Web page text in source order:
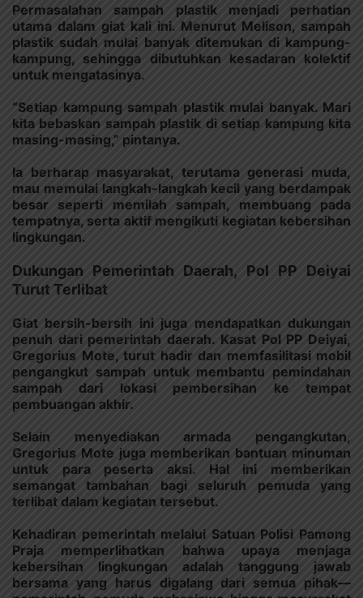
Permasalahan sampah plastik menjadi perhatian
utama dalam giat kali ini. Menurut Melison, sampah
plastik sudah mulai banyak ditemukan di kampung-
kampung, sehingga dibutuhkan kesadaran kolektif
untuk mengatasinya.
“Setiap kampung sampah plastik mulai banyak. Mari
kita bebaskan sampah plastik di setiap kampung kita
masing-masing,” pintanya.
Ia berharap masyarakat, terutama generasi muda,
mau memulai langkah-langkah kecil yang berdampak
besar seperti memilah sampah, membuang pada
tempatnya, serta aktif mengikuti kegiatan kebersihan
lingkungan.
Dukungan Pemerintah Daerah, Pol PP Deiyai
Turut Terlibat
Giat bersih-bersih ini juga mendapatkan dukungan
penuh dari pemerintah daerah. Kasat Pol PP Deiyai,
Gregorius Mote, turut hadir dan memfasilitasi mobil
pengangkut sampah untuk membantu pemindahan
sampah dari lokasi pembersihan ke tempat
pembuangan akhir.
Selain menyediakan armada pengangkutan,
Gregorius Mote juga memberikan bantuan minuman
untuk para peserta aksi. Hal ini memberikan
semangat tambahan bagi seluruh pemuda yang
terlibat dalam kegiatan tersebut.
Kehadiran pemerintah melalui Satuan Polisi Pamong
Praja memperlihatkan bahwa upaya menjaga
kebersihan lingkungan adalah tanggung jawab
bersama yang harus digalang dari semua pihak—